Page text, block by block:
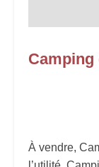
Camping
À vendre,